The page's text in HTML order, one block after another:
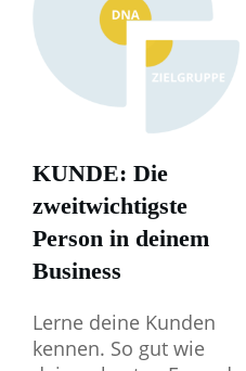
KUNDE: Die
zweitwichtigste
Person in deinem
Business
Lerne deine Kunden
kennen. So gut wie